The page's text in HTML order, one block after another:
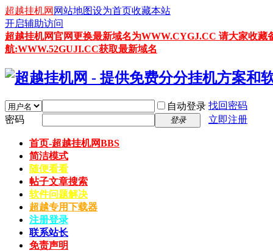
超越挂机网 网站地图设为首页收藏本站
开启辅助访问
超越挂机网官网更换最新域名为WWW.CYGJ.CC 请大家收
航:WWW.52GUJI.CC获取最新域名
自动登录 找回密码
密码
登录 立即注册
首页-超越挂机网BBS
简洁模式
随便看看
帖子文章搜索
软件问题解决
超越专用下载器
注册登录
联系站长
免责声明